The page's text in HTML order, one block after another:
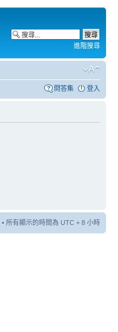
進階搜尋
問答集 登入
• 所有顯示的時間為 UTC + 8 小時